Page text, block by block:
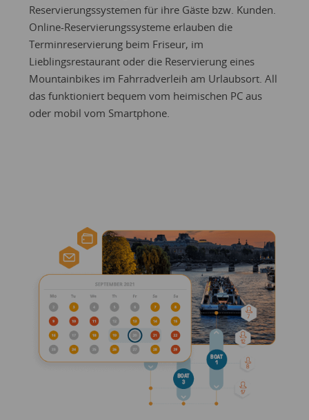
Reservierungssystemen für ihre Gäste bzw. Kunden.
Online-Reservierungssysteme erlauben die
Terminreservierung beim Friseur, im
Lieblingsrestaurant oder die Reservierung eines
Mountainbikes im Fahrradverleih am Urlaubsort. All
das funktioniert bequem vom heimischen PC aus
oder mobil vom Smartphone.